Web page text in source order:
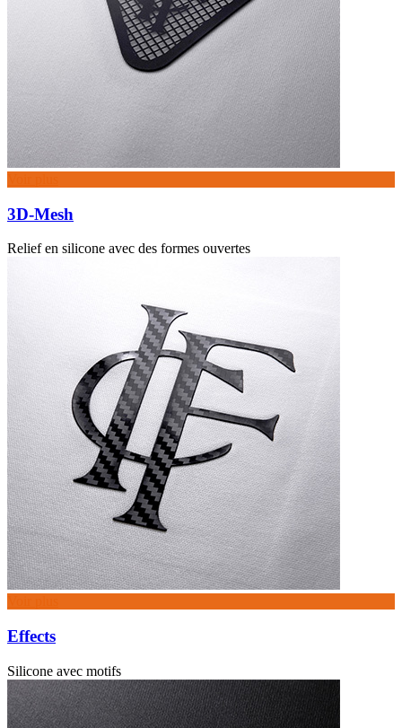
3D-Mesh
Relief en silicone avec des formes ouvertes
Effects
Silicone avec motifs